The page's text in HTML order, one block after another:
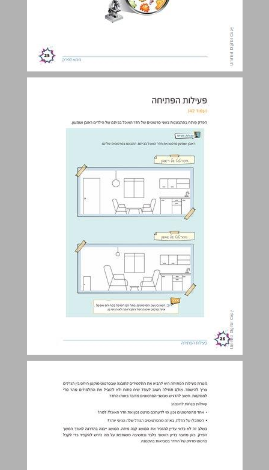
פעילות הפתיחה ... 26